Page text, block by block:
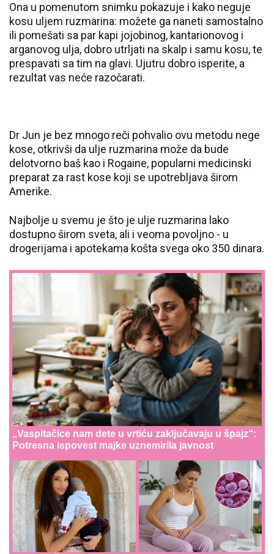
Ona u pomenutom snimku pokazuje i kako neguje
kosu uljem ruzmarina: možete ga naneti samostalno
ili pomešati sa par kapi jojobinog, kantarionovog i
arganovog ulja, dobro utrljati na skalp i samu kosu, te
prespavati sa tim na glavi. Ujutru dobro isperite, a
rezultat vas neće razočarati.
Dr Jun je bez mnogo reči pohvalio ovu metodu nege
kose, otkrivši da ulje ruzmarina može da bude
delotvorno baš kao i Rogaine, popularni medicinski
preparat za rast kose koji se upotrebljava širom
Amerike.
Najbolje u svemu je što je ulje ruzmarina lako
dostupno širom sveta, ali i veoma povoljno - u
drogerijama i apotekama košta svega oko 350 dinara.
„Vaspitačice nam dete u vrtiću zaključavaju u špajz“:
Potresna ispovest majke uznemirila javnost